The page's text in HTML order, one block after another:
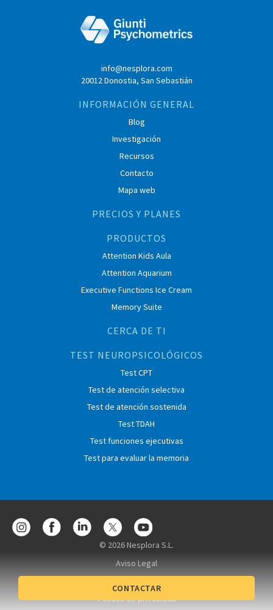
info@nesplora.com
20012 Donostia, San Sebastián
INFORMACIÓN GENERAL
Blog
Investigación
Recursos
Contacto
Mapa web
PRECIOS Y PLANES
PRODUCTOS
Attention Kids Aula
Attention Aquarium
Executive Functions Ice Cream
Memory Suite
CERCA DE TI
TEST NEUROPSICOLÓGICOS
Test CPT
Test de atención selectiva
Test de atención sostenida
Test TDAH
Test funciones ejecutivas
Test para evaluar la memoria
© 2026 Nesplora S.L.
Aviso Legal
Política de privacidad
CONTACTAR